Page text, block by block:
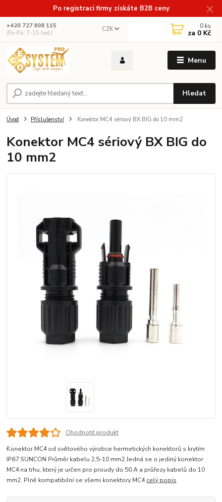
Po registraci firmy získáte B2B ceny
Menu
CZK
Hledat
+420 727 808 115
(Po-Pá, 7-15 hod.)
0 ks
za 0 Kč
Úvod Příslušenství Konektor MC4 sériový BX BIG do 10 mm2
Konektor MC4 sériový BX BIG do
10 mm2
Ohodnotit produkt
Konektor MC4 od světového výrobce hermetických konektorů s krytím
IP67 SUNCON Průměr kabelu 2,5-10 mm2 Jedná se o jediný konektor
MC4 na trhu, který je určen pro proudy do 50 A a průřezy kabelů do 10
mm2. Plně kompatibilní se všemi konektory MC4celý popis